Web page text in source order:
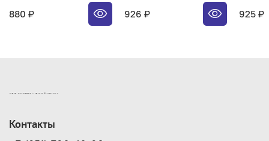
880 ₽
926 ₽ 925 ₽
Контакты